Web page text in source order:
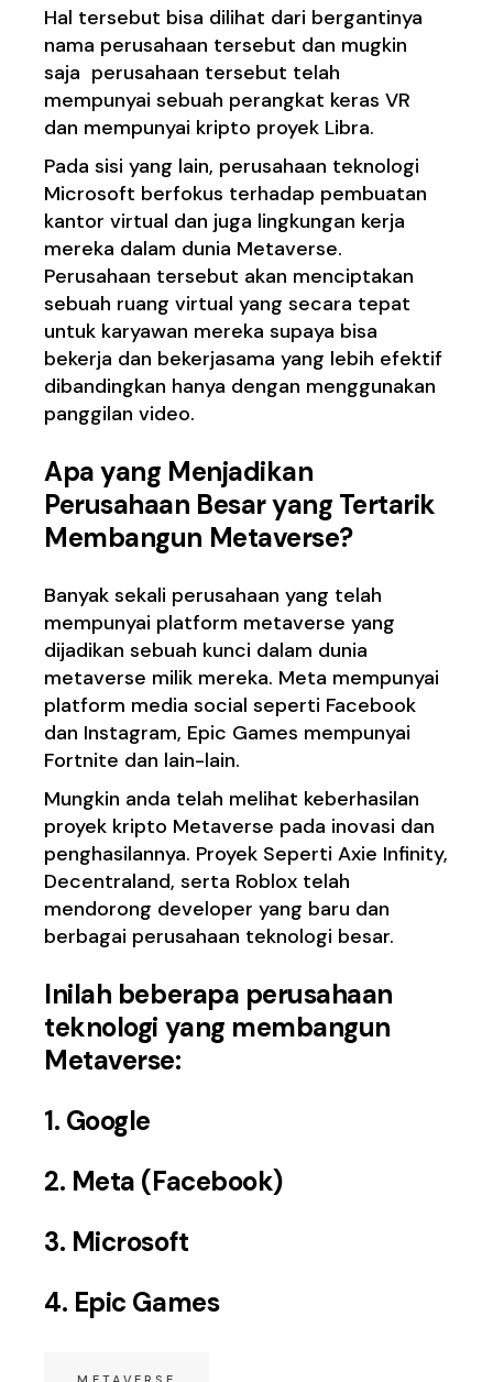
Hal tersebut bisa dilihat dari bergantinya
nama perusahaan tersebut dan mugkin
saja perusahaan tersebut telah
mempunyai sebuah perangkat keras VR
dan mempunyai kripto proyek Libra.
Pada sisi yang lain, perusahaan teknologi
Microsoft berfokus terhadap pembuatan
kantor virtual dan juga lingkungan kerja
mereka dalam dunia Metaverse.
Perusahaan tersebut akan menciptakan
sebuah ruang virtual yang secara tepat
untuk karyawan mereka supaya bisa
bekerja dan bekerjasama yang lebih efektif
dibandingkan hanya dengan menggunakan
panggilan video.
Apa yang Menjadikan
Perusahaan Besar yang Tertarik
Membangun Metaverse?
Banyak sekali perusahaan yang telah
mempunyai platform metaverse yang
dijadikan sebuah kunci dalam dunia
metaverse milik mereka. Meta mempunyai
platform media social seperti Facebook
dan Instagram, Epic Games mempunyai
Fortnite dan lain-lain.
Mungkin anda telah melihat keberhasilan
proyek kripto Metaverse pada inovasi dan
penghasilannya. Proyek SepertiAxie Infinity,
Decentraland, serta Roblox telah
mendorong developer yang baru dan
berbagai perusahaan teknologi besar.
Inilah beberapa perusahaan
teknologi yang membangun
Metaverse:
1. Google
2. Meta (Facebook)
3. Microsoft
4. Epic Games